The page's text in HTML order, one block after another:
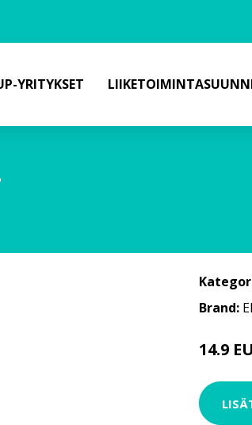
YRITYKSET
Brand:
14.9